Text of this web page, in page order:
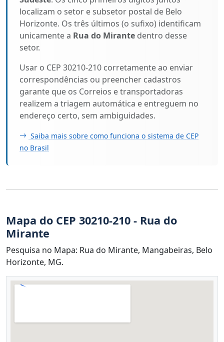
localizam o setor e subsetor postal de Belo
Horizonte. Os três últimos (o sufixo) identificam
unicamente a Rua do Mirante dentro desse
setor.
Usar o CEP 30210-210 corretamente ao enviar
correspondências ou preencher cadastros
garante que os Correios e transportadoras
realizem a triagem automática e entreguem no
endereço certo, sem ambiguidades.
Saiba mais sobre como funciona o sistema de CEP
no Brasil
Mapa do CEP 30210-210 - Rua do
Mirante
Pesquisa no Mapa: Rua do Mirante, Mangabeiras, Belo
Horizonte, MG.